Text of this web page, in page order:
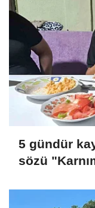
5 gündür
sözü